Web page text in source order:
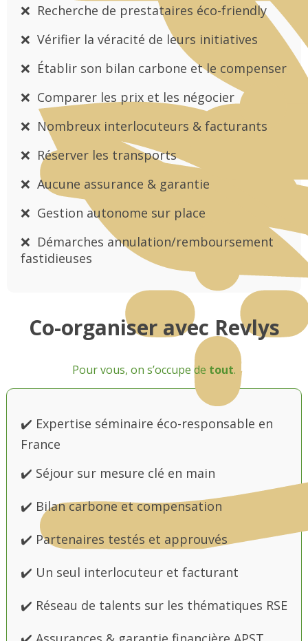
❌ Recherche de prestataires éco-friendly
❌ Vérifier la véracité de leurs initiatives
❌ Établir son bilan carbone et le compenser
❌ Comparer les prix et les négocier
❌ Nombreux interlocuteurs & facturants
❌ Réserver les transports
❌ Aucune assurance & garantie
❌ Gestion autonome sur place
❌ Démarches annulation/remboursement
fastidieuses
Co-organiser avec Revlys
Pour vous, on s’occupe de tout.
✔️ Expertise séminaire éco-responsable en
France
✔️ Séjour sur mesure clé en main
✔️ Bilan carbone et compensation
✔️ Partenaires testés et approuvés
✔️ Un seul interlocuteur et facturant
✔️ Réseau de talents sur les thématiques RSE